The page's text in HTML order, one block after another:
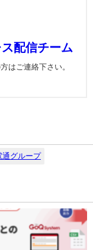
配信チーム
はご連絡下さい。
通グループ